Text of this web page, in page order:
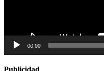
00:00
Publicidad